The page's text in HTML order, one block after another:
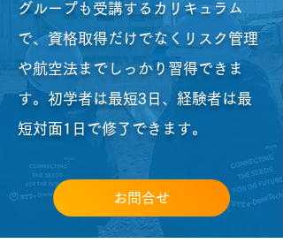
グループも受講するカリキュラム
で、資格取得だけでなくリスク管理
や航空法までしっかり習得できま
す。初学者は最短3日、経験者は最
短対面1日で修了できます。
お問合せ